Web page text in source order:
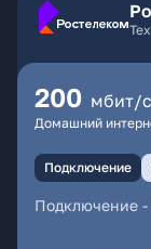
200 мбит/
Домашний
Подключение
Подключение -